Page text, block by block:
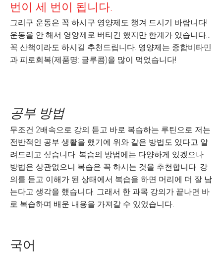
번이 세 번이 됩니다.
그리구 운동은 꼭 하시구 영양제도 챙겨 드시기 바랍니다!
운동을 안 해서 영양제로 버티긴 했지만 한계가 있습니다...
꼭 산책이라도 하시길 추천드립니다. 영양제는 종합비타민
과 피로회복(제품명: 글루콤)을 많이 먹었습니다!
공부 방법
무조건 2배속으로 강의 듣고 바로 복습하는 루틴으로 저는
전반적인 공부 생활을 했기에 위와 같은 방법도 있다고 알
려드리고 싶습니다. 복습의 방법에는 다양하게 있겠으나
방법은 상관없으니 복습은 꼭 하시는 것을 추천합니다. 강
의를 듣고 이해가 된 상태에서 복습을 하면 머리에 더 잘 남
는다고 생각을 했습니다. 그래서 한 과목 강의가 끝나면 바
로 복습하며 배운 내용을 가져갈 수 있었습니다.
국어